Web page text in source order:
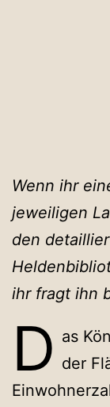
Wenn ihr
jeweiligen
den
ihr fragt ihn
D as
der